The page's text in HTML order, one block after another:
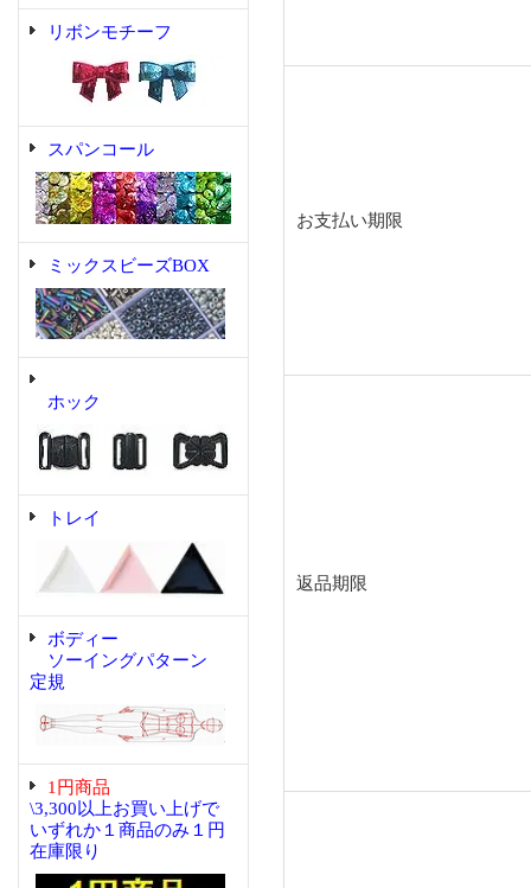
リボンモチーフ
スパンコール
ミックスビーズBOX
ホック
トレイ
ボディー
ソーイングパターン
定規
1円商品
\3,300以上お買い上げで
いずれか１商品のみ１円
在庫限り
お支払い期限
返品期限